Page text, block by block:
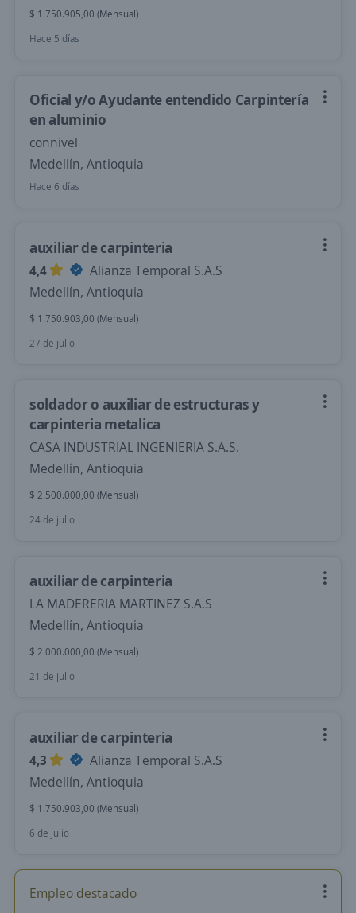
$ 1.750.905,00 (Mensual)
Hace 5 días
Oficial y/o Ayudante entendido Carpintería
en aluminio
connivel
Medellín, Antioquia
Hace 6 días
auxiliar de carpinteria
4,4
Alianza Temporal S.A.S
Medellín, Antioquia
$ 1.750.903,00 (Mensual)
27 de julio
soldador o auxiliar de estructuras y
carpinteria metalica
CASA INDUSTRIAL INGENIERIA S.A.S.
Medellín, Antioquia
$ 2.500.000,00 (Mensual)
24 de julio
auxiliar de carpinteria
LA MADERERIA MARTINEZ S.A.S
Medellín, Antioquia
$ 2.000.000,00 (Mensual)
21 de julio
auxiliar de carpinteria
4,3
Alianza Temporal S.A.S
Medellín, Antioquia
$ 1.750.903,00 (Mensual)
6 de julio
Empleo destacado